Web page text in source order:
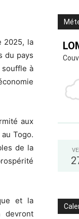
2025, la
du pays
à
aux
Togo.
de la
et la
devront